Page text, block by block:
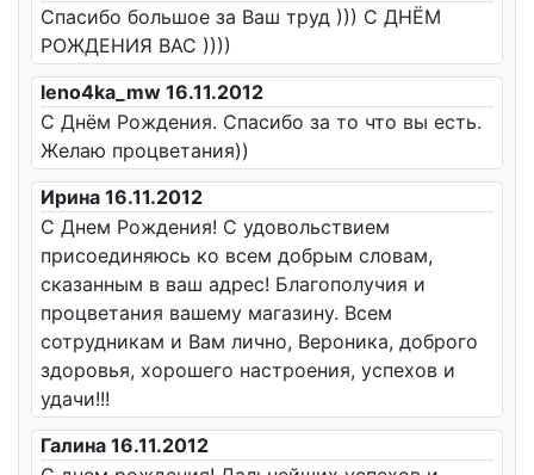
Спасибо большое за Ваш труд ))) С ДНЁМ
РОЖДЕНИЯ ВАС ))))
leno4ka_mw 16.11.2012
С Днём Рождения. Спасибо за то что вы есть.
Желаю процветания))
Ирина 16.11.2012
С Днем Рождения! С удовольствием
присоединяюсь ко всем добрым словам,
сказанным в ваш адрес! Благополучия и
процветания вашему магазину. Всем
сотрудникам и Вам лично, Вероника, доброго
здоровья, хорошего настроения, успехов и
удачи!!!
Галина 16.11.2012